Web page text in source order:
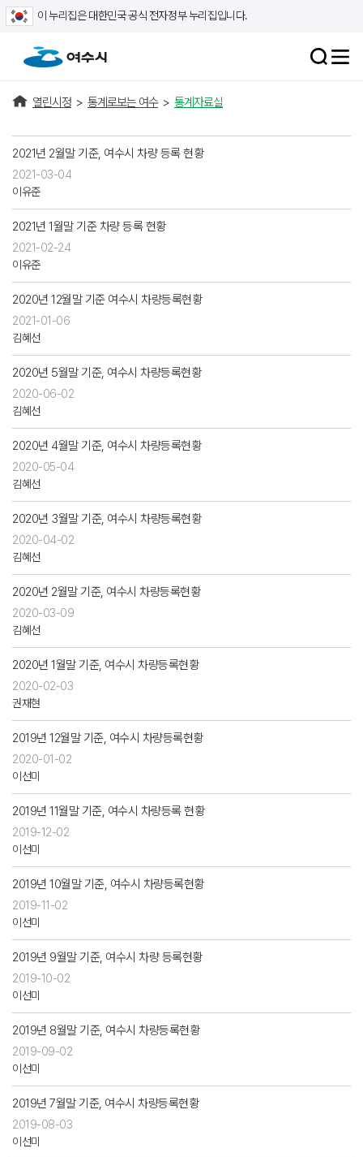
이 누리집은 대한민국 공식 전자정부 누리집입니다.
열린시정 > 통계로보는 여수 > 통계자료실
2021년 2월말 기준, 여수시 차량 등록 현황
2021-03-04
이유준
2021년 1월말 기준 차량 등록 현황
2021-02-24
이유준
2020년 12월말 기준 여수시 차량등록현황
2021-01-06
김혜선
2020년 5월말 기준, 여수시 차량등록현황
2020-06-02
김혜선
2020년 4월말 기준, 여수시 차량등록현황
2020-05-04
김혜선
2020년 3월말 기준, 여수시 차량등록현황
2020-04-02
김혜선
2020년 2월말 기준, 여수시 차량등록현황
2020-03-09
김혜선
2020년 1월말 기준, 여수시 차량등록현황
2020-02-03
권재현
2019년 12월말 기준, 여수시 차량등록현황
2020-01-02
이선미
2019년 11월말 기준, 여수시 차량등록 현황
2019-12-02
이선미
2019년 10월말 기준, 여수시 차량등록현황
2019-11-02
이선미
2019년 9월말 기준, 여수시 차량 등록현황
2019-10-02
이선미
2019년 8월말 기준, 여수시 차량등록현황
2019-09-02
이선미
2019년 7월말 기준, 여수시 차량등록현황
2019-08-03
이선미